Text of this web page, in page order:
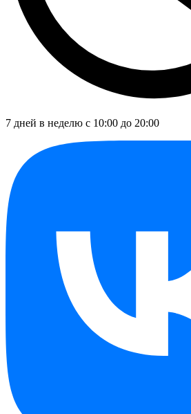
7 дней в неделю с 10:00 до 20:00